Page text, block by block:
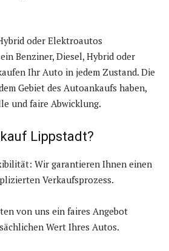
oder Elektroautos
Benziner, Diesel, Hybrid oder
Ihr Auto in jedem Zustand. Die
Gebiet des Autoankaufs haben,
und faire Abwicklung.
Lippstadt?
Wir garantieren Ihnen einen
Verkaufsprozess.
von uns ein faires Angebot
Wert Ihres Autos.